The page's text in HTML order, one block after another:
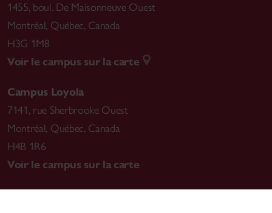
1455, boul. De Maisonneuve Ouest
Montréal, Québec, Canada
H3G 1M8
Voir le campus sur la carte
Campus Loyola
7141, rue Sherbrooke Ouest
Montréal, Québec, Canada
H4B 1R6
Voir le campus sur la carte